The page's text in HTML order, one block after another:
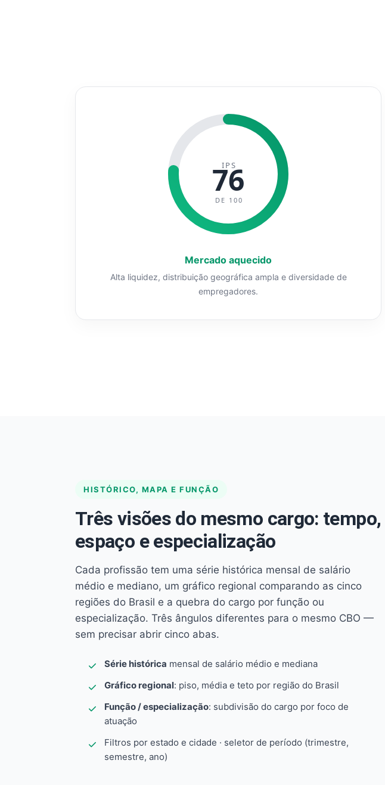
IPS
76
DE 100
Mercado aquecido
Alta liquidez, distribuição geográfica ampla e diversidade de
empregadores.
HISTÓRICO, MAPA E FUNÇÃO
Três visões do mesmo cargo: tempo,
espaço e especialização
Cada profissão tem uma série histórica mensal de salário
médio e mediano, um gráfico regional comparando as cinco
regiões do Brasil e a quebra do cargo por função ou
especialização. Três ângulos diferentes para o mesmo CBO —
sem precisar abrir cinco abas.
Série histórica mensal de salário médio e mediana
Gráfico regional: piso, média e teto por região do Brasil
Função / especialização: subdivisão do cargo por foco de
atuação
Filtros por estado e cidade · seletor de período (trimestre,
semestre, ano)